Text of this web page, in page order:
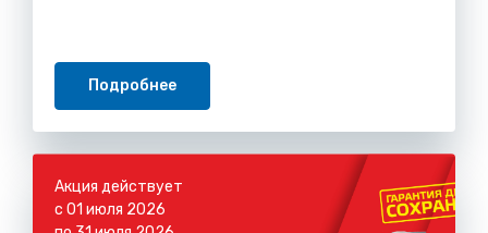
Подробнее
Акция действует
с 01 июля 2026